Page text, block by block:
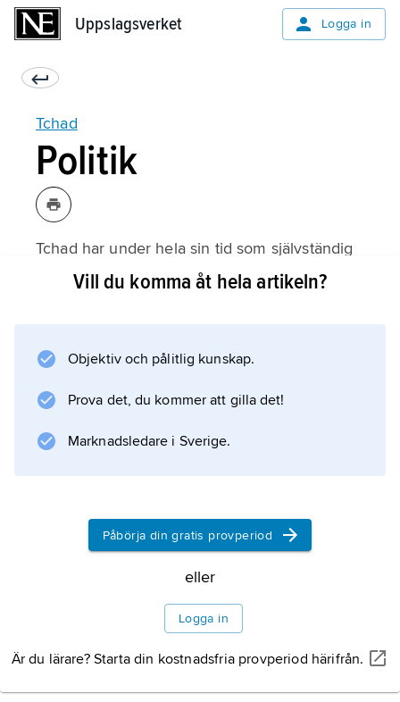
Uppslagsverket Logga in
Tchad
Politik
Tchad har under hela sin tid som självständig
stat präglats av närmast oavbrutna väpnade
företrädare till makten genom militärt våld.
Han valdes därefter till president 1996, 2001,
omgavs av bojkottmaningar och protester från
Information om artikeln
Vill du komma åt hela artikeln?
Objektiv och pålitlig kunskap.
Prova det, du kommer att gilla det!
Marknadsledare i Sverige.
Påbörja din gratis provperiod
eller
Logga in
Är du lärare? Starta din kostnadsfria provperiod härifrån.